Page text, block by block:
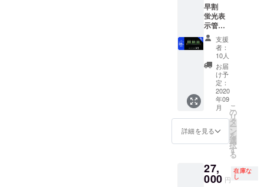
早割
蛍光表
示管置
時計 1
個 送
料・消
費税込
み 通常
販売価
22,000
円より
28%OF
F
支援
者：
10人
お届
け予
定：
2020
年09
月
詳細を見る
こ
の
リ
タ
ー
ン
を
選
択
す
る
27,
000 円
在庫な
し